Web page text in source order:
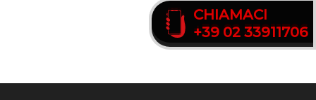
CHIAMACI
+39 02 33911706
CHIAMACI
+39 02 33911706